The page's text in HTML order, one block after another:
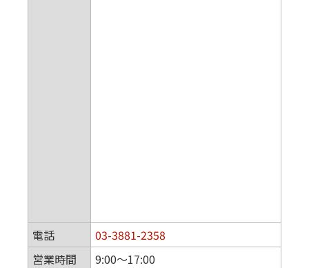
電話
03-3881-2358
営業時間
9:00～17:00